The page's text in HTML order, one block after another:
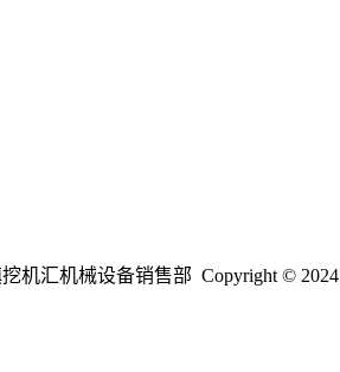
机汇机械设备销售部 Copyright © 2024